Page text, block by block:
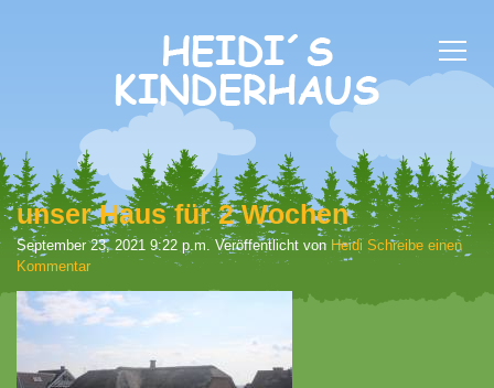
unser Haus für 2 Wochen
September 23, 2021 9:22 p.m. Veröffentlicht von Heidi Schreibe einen
Kommentar